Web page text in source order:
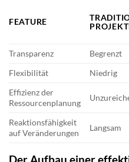
FEATURE
Transparenz
Begrenzt
Flexibilität
Niedrig
Effizienz der
Ressourcenplanung
Reaktionsfähigkeit
auf Veränderungen
Langsam